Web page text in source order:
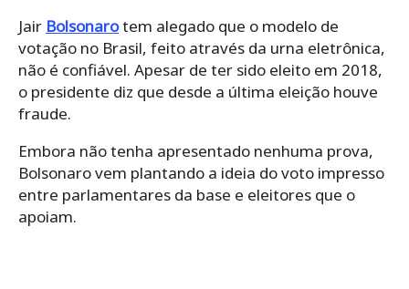
Jair Bolsonarotem alegado que o modelo de
votação no Brasil, feito através da urna eletrônica,
não é confiável. Apesar de ter sido eleito em 2018,
o presidente diz que desde a última eleição houve
fraude.
Embora não tenha apresentado nenhuma prova,
Bolsonaro vem plantando a ideia do voto impresso
entre parlamentares da base e eleitores que o
apoiam.